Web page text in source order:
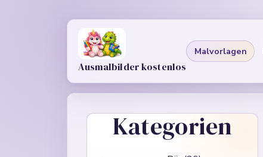
Ausmalbilder kostenlos
Malvorlagen
Kategorien